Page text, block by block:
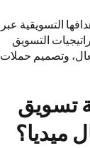
التسويقية عبر
التسويق
وتصميم حملات
تسويق
ميديا؟